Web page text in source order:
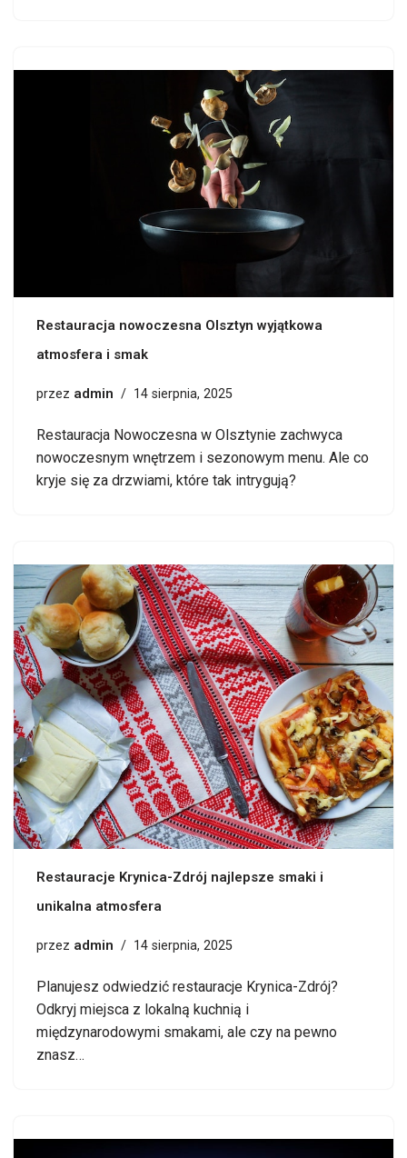
Restauracja nowoczesna Olsztyn wyjątkowa
atmosfera i smak
przez admin 14 sierpnia, 2025
Restauracja Nowoczesna w Olsztynie zachwyca
nowoczesnym wnętrzem i sezonowym menu. Ale co
kryje się za drzwiami, które tak intrygują?
Restauracje Krynica-Zdrój najlepsze smaki i
unikalna atmosfera
przez admin 14 sierpnia, 2025
Planujesz odwiedzić restauracje Krynica-Zdrój?
Odkryj miejsca z lokalną kuchnią i
międzynarodowymi smakami, ale czy na pewno
znasz…